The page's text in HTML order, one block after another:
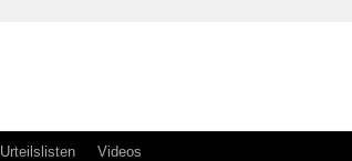
Urteilslisten Videos